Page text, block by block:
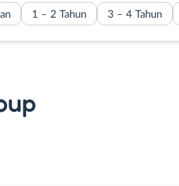
1 – 2 Tahun 3 – 4 Tahun